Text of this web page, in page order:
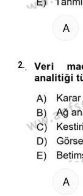
A
2.
A